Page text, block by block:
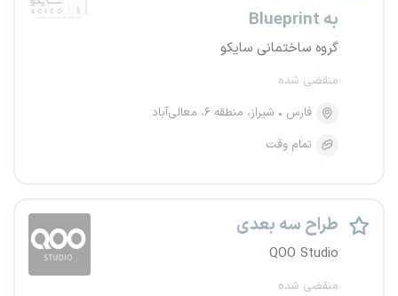
به Blueprint
گروه ساختمانی سایکو
منقضی شده
فارس
شیراز، منطقه ۶، معالی‌آباد
تمام وقت
طراح سه بعدی
QOO Studio
منقضی شده